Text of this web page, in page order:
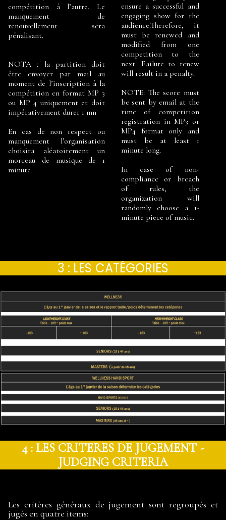
compétition à l’autre. Le
manquement de
renouvellement sera
pénalisant.
NOTA : la partition doit
être envoyer par mail au
moment de l’inscription à la
compétition en format MP 3
ou MP 4 uniquement et doit
impérativement durer 1 mn
En cas de non respect ou
manquement l’organisation
choisira aléatoirement un
morceau de musique de 1
minute
ensure a successful and
engaging show for the
audience.Therefore, it
must be renewed and
modified from one
competition to the
next. Failure to renew
will result in a penalty.
NOTE: The score must
be sent by email at the
time of competition
registration in MP3 or
MP4 format only and
must be at least 1
minute long.
In case of non-
compliance or breach
of rules, the
organization will
randomly choose a 1-
minute piece of music.
3 : LES CATÉGORIES
4 : LES CRITERES DE JUGEMENT -
JUDGING CRITERIA
Les critères généraux de jugement sont regroupés et
jugés en quatre items: